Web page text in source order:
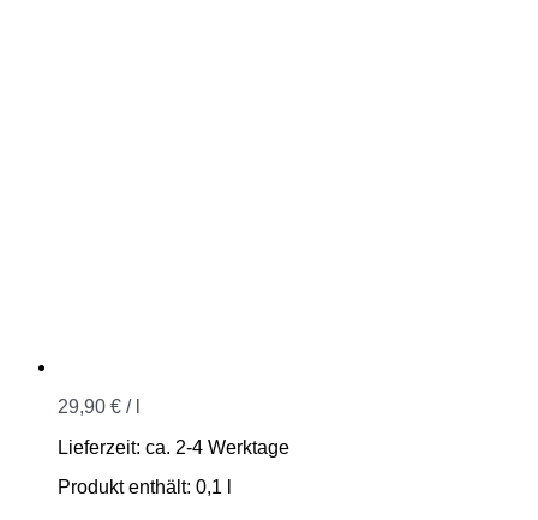
29,90 € /
Lieferzeit: ca. 2-4 Werktage
Produkt enthält: 0,1